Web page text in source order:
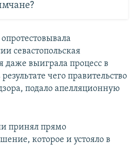
севастопольская
даже выиграла процесс в
чего правительство
подало апелляционную
принял прямо
которое и устояло в